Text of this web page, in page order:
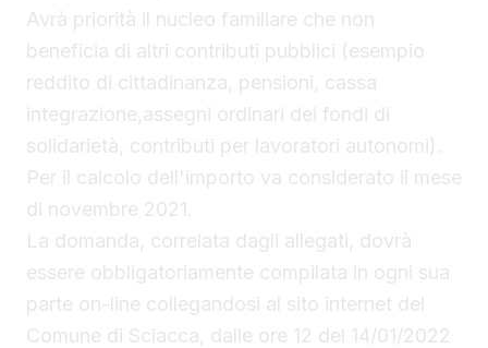
Avrà priorità il nucleo familiare che non
beneficia di altri contributi pubblici (esempio
reddito di cittadinanza, pensioni, cassa
integrazione,assegni ordinari dei fondi di
solidarietà, contributi per lavoratori autonomi).
Per il calcolo dell'importo va considerato il mese
di novembre 2021.
La domanda, correlata dagli allegati, dovrà
essere obbligatoriamente compilata in ogni sua
parte on-line collegandosi al sito internet del
Comune di Sciacca, dalle ore 12 del 14/01/2022